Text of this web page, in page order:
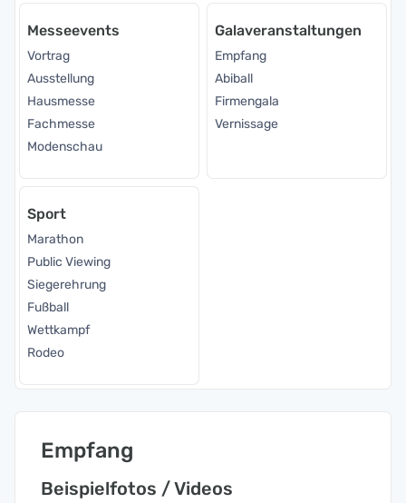
Messeevents
Vortrag
Ausstellung
Hausmesse
Fachmesse
Modenschau
Galaveranstaltungen
Empfang
Abiball
Firmengala
Vernissage
Sport
Marathon
Public Viewing
Siegerehrung
Fußball
Wettkampf
Rodeo
Empfang
Beispielfotos / Videos